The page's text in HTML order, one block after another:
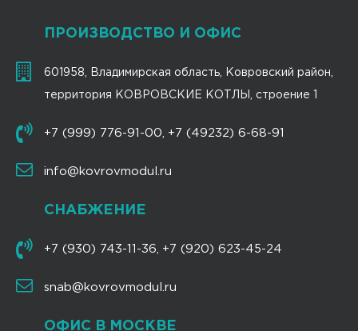
ПРОИЗВОДСТВО И ОФИС
601958, Владимирская область, Ковровский район,
территория КОВРОВСКИЕ КОТЛЫ, строение 1
+7 (999) 776-91-00 +7 (49232) 6-68-91
info@kovrovmodul.ru
СНАБЖЕНИЕ
+7 (930) 743-11-36 +7 (920) 623-45-24
snab@kovrovmodul.ru
ОФИС В МОСКВЕ